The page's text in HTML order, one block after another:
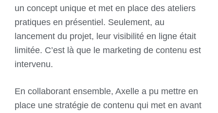
un concept unique et met en place des ateliers
pratiques en présentiel. Seulement, au
lancement du projet, leur visibilité en ligne était
limitée. C’est là que le marketing de contenu est
intervenu.
En collaborant ensemble, Axelle a pu mettre en
place une stratégie de contenu qui met en avant